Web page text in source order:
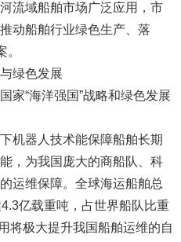
流域船舶市场广泛应用，市
动船舶行业绿色生产、落
绿色发展
“海洋强国”战略和绿色发展
器人技术能保障船舶长期
，为我国庞大的商船队、科
运维保障。全球海运船舶总
亿载重吨，占世界船队比重
将极大提升我国船舶运维的自